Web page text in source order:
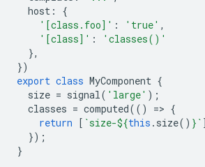
host :
{
'[class.foo]' : 'true' ,
'[class]' :
'classes()'
},
})
export class MyComponent {
size = signal( 'large' );
classes = computed(() => {
return [ `size-${this . size() } `
});
}